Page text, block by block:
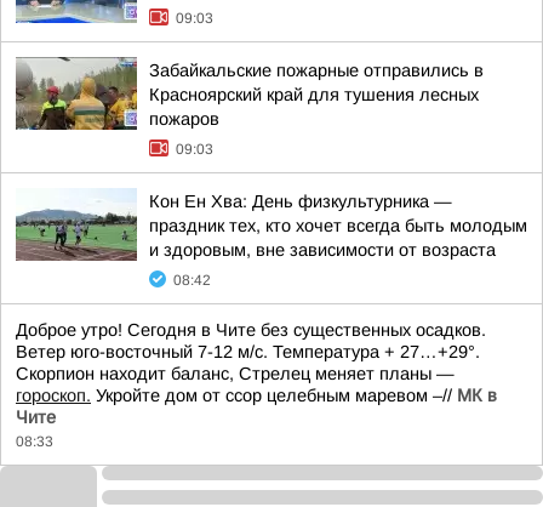
09:03
Забайкальские пожарные отправились в
Красноярский край для тушения лесных
пожаров
09:03
Кон Ен Хва: День физкультурника —
праздник тех, кто хочет всегда быть молодым
и здоровым, вне зависимости от возраста
08:42
Доброе утро! Сегодня в Чите без существенных осадков.
Ветер юго-восточный 7-12 м/с. Температура + 27…+29°.
Скорпион находит баланс, Стрелец меняет планы —
гороскоп. Укройте дом от ссор целебным маревом –// МК в
Чите
08:33